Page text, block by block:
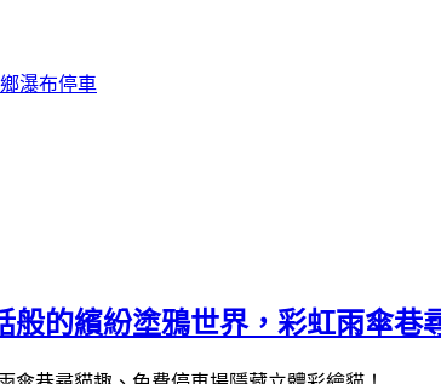
瀑布停車
的繽紛塗鴉世界，彩虹雨傘巷